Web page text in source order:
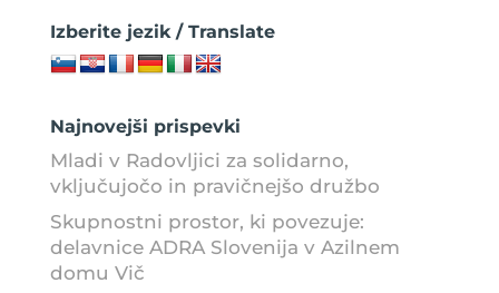
Izberite jezik / Translate
Najnovejši prispevki
Mladi v Radovljici za solidarno,
vključujočo in pravičnejšo družbo
Skupnostni prostor, ki povezuje:
delavnice ADRA Slovenija v Azilnem
domu Vič